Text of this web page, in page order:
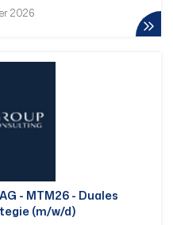
2026
- MTM26 - Duales
(m/w/d)